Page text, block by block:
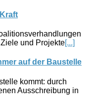
und Projekte[...]
auf der Baustelle
kommt: durch
Ausschreibung in